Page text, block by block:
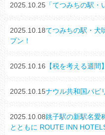
2025.10.25 「てつみちの駅・
2025.10.18てつみちの駅・犬
プン！
2025.10.16 【税を考える週
2025.10.15ナウル共和国パビ
2025.10.08銚子駅の新駅名愛
とともに ROUTE INN